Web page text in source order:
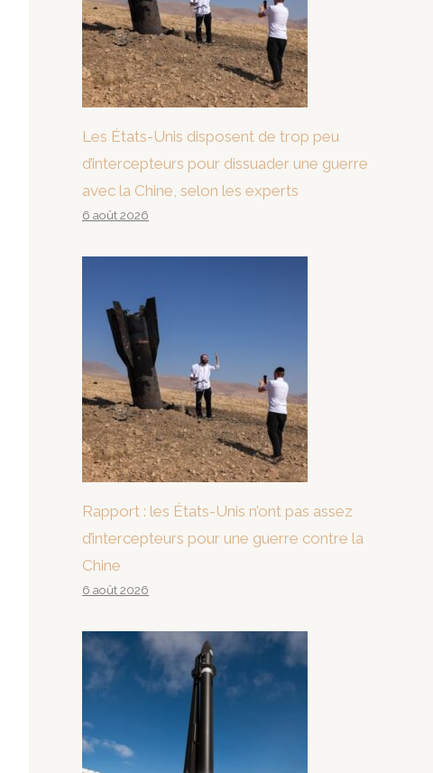
Les États-Unis disposent de trop peu
d’intercepteurs pour dissuader une guerre
avec la Chine, selon les experts
6 août 2026
Rapport : les États-Unis n’ont pas assez
d’intercepteurs pour une guerre contre la
Chine
6 août 2026